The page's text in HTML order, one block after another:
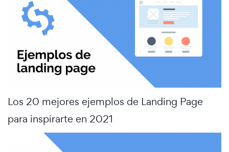
Los 20 mejores ejemplos de Landing Page
para inspirarte en 2021